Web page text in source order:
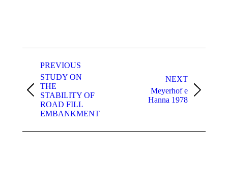
navigation
PREVIOUS
Previous
post:
STUDY ON
THE
STABILITY OF
ROAD FILL
EMBANKMENT
NEXT
Meyerhof e
Hanna 1978